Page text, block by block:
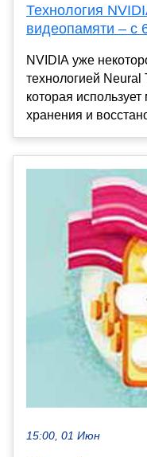
Технология
видеопамяти – с
NVIDIA уже
технологией
которая
хранения и
15:00, 01 Июн